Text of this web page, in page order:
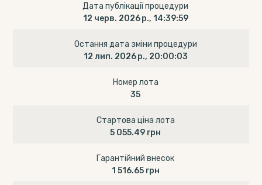
Дата публікації процедури
12 черв. 2026 р., 14:39:59
Остання дата зміни процедури
12 лип. 2026 р., 20:00:03
Номер лота
35
Стартова ціна лота
5 055.49 грн
Гарантійний внесок
1 516.65 грн